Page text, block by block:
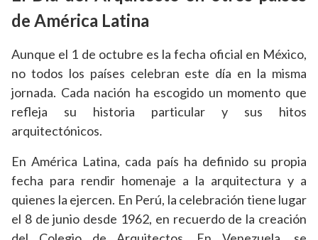
de América Latina
Aunque el 1 de octubre es la fecha oficial en México,
no todos los países celebran este día en la misma
jornada. Cada nación ha escogido un momento que
refleja su historia particular y sus hitos
arquitectónicos.
En América Latina, cada país ha definido su propia
fecha para rendir homenaje a la arquitectura y a
quienes la ejercen. En Perú, la celebración tiene lugar
el 8 de junio desde 1962, en recuerdo de la creación